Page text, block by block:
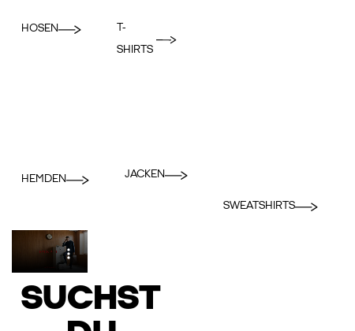
HOSEN
T-
SHIRTS
HEMDEN JACKEN
SWEATSHIRTS
SUCHST